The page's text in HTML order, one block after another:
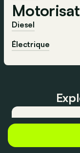
Diesel
Électrique
voitures